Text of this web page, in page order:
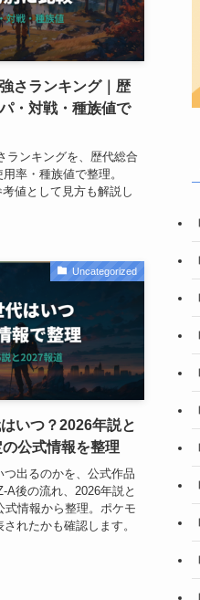
さランキング｜歴
・対戦・種族値で
ランキングを、歴代総合
率・種族値で整理。
値として見方も解説し
Uncategorized
いつ？2026年説と
公式情報を整理
つ出るのかを、公式作品
A後の流れ、2026年説と
式情報から整理。ポケモ
れたかも確認します。